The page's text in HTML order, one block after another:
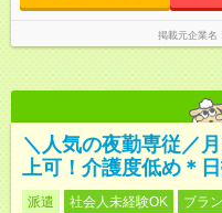
掲載元企業名
＼人気の夜勤専従／
上可！介護度低め＊
派遣 社会人未経験OK ブラ